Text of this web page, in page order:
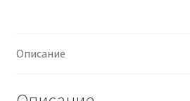
28
600
Описание